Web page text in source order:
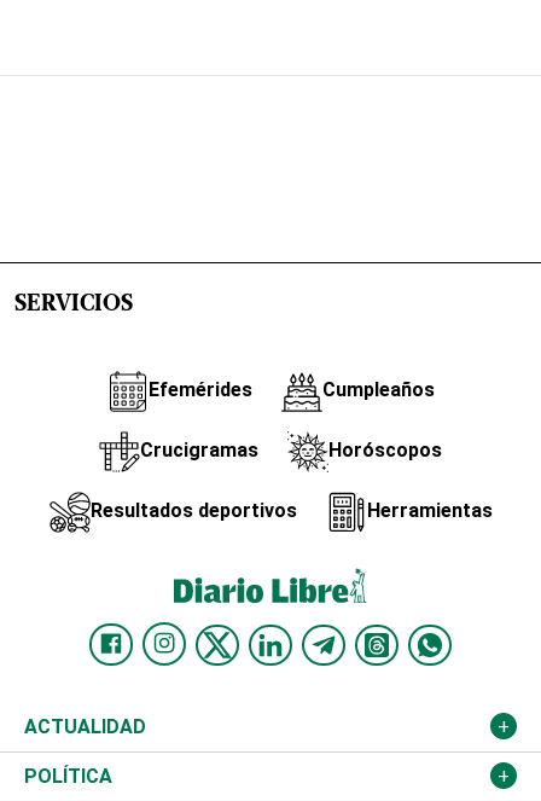
SERVICIOS
Efemérides Cumpleaños
Crucigramas Horóscopos
Resultados deportivos Herramientas
ACTUALIDAD
Nacional
POLÍTICA